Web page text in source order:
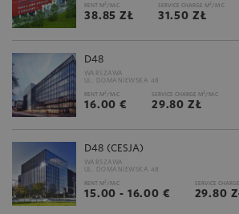
RENT M2 /M-C
38.85 ZŁ
SERVICE CHARGE M2 /M-C
31.50 ZŁ
D48
WARSZAWA
UL. DOMANIEWSKA 48
RENT M2 /M-C
16.00 €
SERVICE CHARGE M2 /M-C
29.80 ZŁ
D48 (CESJA)
WARSZAWA
UL. DOMANIEWSKA 48
RENT M2 /M-C
15.00 - 16.00 €
SERVICE
29.80